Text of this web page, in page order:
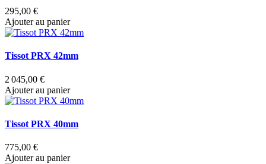
295,00 €
Ajouter au panier
Tissot PRX 42mm
2 045,00 €
Ajouter au panier
Tissot PRX 40mm
775,00 €
Ajouter au panier